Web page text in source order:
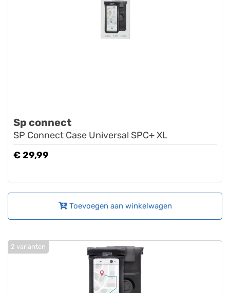
Sp connect
SP Connect Case Universal SPC+ XL
€ 29,99
Toevoegen aan winkelwagen
2 varianten